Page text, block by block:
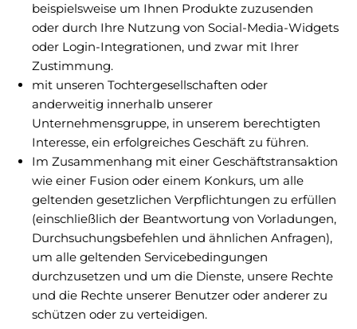
beispielsweise um Ihnen Produkte zuzusenden
oder durch Ihre Nutzung von Social-Media-Widgets
oder Login-Integrationen, und zwar mit Ihrer
Zustimmung.
mit unseren Tochtergesellschaften oder
anderweitig innerhalb unserer
Unternehmensgruppe, in unserem berechtigten
Interesse, ein erfolgreiches Geschäft zu führen.
Im Zusammenhang mit einer Geschäftstransaktion
wie einer Fusion oder einem Konkurs, um alle
geltenden gesetzlichen Verpflichtungen zu erfüllen
(einschließlich der Beantwortung von Vorladungen,
Durchsuchungsbefehlen und ähnlichen Anfragen),
um alle geltenden Servicebedingungen
durchzusetzen und um die Dienste, unsere Rechte
und die Rechte unserer Benutzer oder anderer zu
schützen oder zu verteidigen.